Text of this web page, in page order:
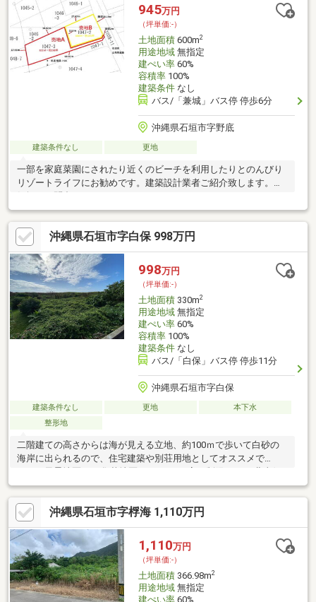
945万円
（坪単価:-）
土地面積600m2
用途地域無指定
建ぺい率60%
容積率100%
建築条件なし
バス/「兼城」バス停 停歩6分
沖縄県石垣市字野底
建築条件なし 更地
一部を家庭菜園にされたり近くのビーチを利用したりとのんびり
リゾートライフにお勧めです。建築設計業者ご紹介致します。お
沖縄県石垣市字白保 998万円
998万円
（坪単価:-）
土地面積330m2
用途地域無指定
建ぺい率60%
容積率100%
建築条件なし
バス/「白保」バス停 停歩11分
沖縄県石垣市字白保
建築条件なし 更地
本下水
整形地
二階建ての高さからは海が見える立地、約100ｍで歩いて白砂の
海岸に出られるので、住宅建築や別荘用地としてオススメで
の舗装道路と敷地に約１ｍの段差があります。 ※下水道接続する
際は、盛土をして高さを合わせるか、 汚水をポンプアップ する設
備が必要です。手数料 売買代金の３パーセント＋６万円消費税
別
沖縄県石垣市字桴海 1,110万円
1,110万円
（坪単価:-）
土地面積366.98m2
用途地域無指定
建ぺい率60%